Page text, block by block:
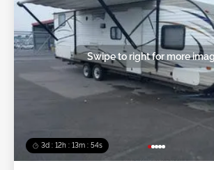
3d : 12h : 13m : 52s
Swipe to right for more